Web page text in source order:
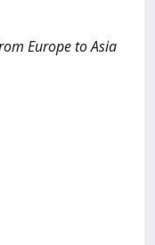
Europe to Asia